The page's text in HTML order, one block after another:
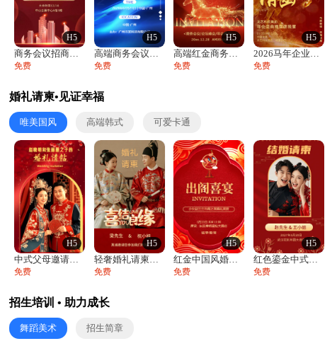
H5
商务会议招商展会科技峰会邀请函年会邀请
免费
H5
高端商务会议招商加盟展会峰会论坛邀请函
免费
H5
高端红金商务会议年会年终盛典答谢邀请函
免费
H5
2026马年企业年会盛典颁奖典礼答邀请函
免费
婚礼请柬•见证幸福
唯美国风 高端韩式 可爱卡通
H5
中式父母邀请函婚礼结婚请柬请贴父母邀请方
免费
H5
轻奢婚礼请柬婚礼邀请函结婚照请帖
免费
H5
红金中国风婚礼请柬出阁喜宴嫁女请帖出阁宴
免费
H5
红色鎏金中式喜庆唯美中国风结婚请柬邀请函
免费
招生培训 • 助力成长
舞蹈美术 招生简章